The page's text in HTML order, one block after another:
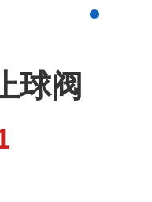
球阀